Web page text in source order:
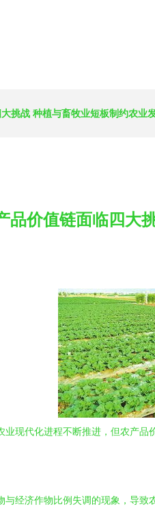
挑战 种植与畜牧业短板制约农业
品价值链面临四大
现代化进程不断推进，但农产
经济作物比例失调的现象，导